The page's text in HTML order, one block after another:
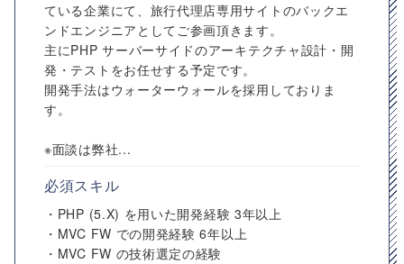
ている企業にて、旅行代理店専用サイトのバックエ
ンドエンジニアとしてご参画頂きます。
主にPHP サーバーサイドのアーキテクチャ設計・開
発・テストをお任せする予定です。
開発手法はウォーターウォールを採用しておりま
す。
※面談は弊社...
必須スキル
・PHP (5.X) を用いた開発経験 3年以上
・MVC FW での開発経験 6年以上
・MVC FW の技術選定の経験